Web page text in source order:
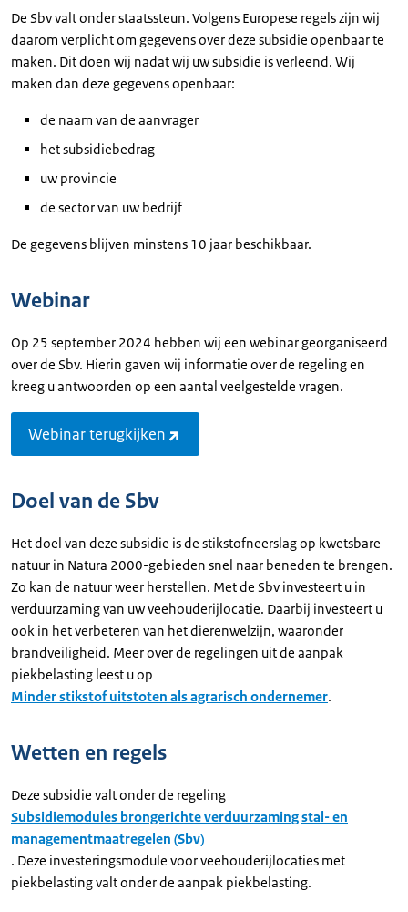
De Sbv valt onder staatssteun. Volgens Europese regels zijn wij
daarom verplicht om gegevens over deze subsidie openbaar te
maken. Dit doen wij nadat wij uw subsidie is verleend. Wij
maken dan deze gegevens openbaar:
de naam van de aanvrager
het subsidiebedrag
uw provincie
de sector van uw bedrijf
De gegevens blijven minstens 10 jaar beschikbaar.
Webinar
Op 25 september 2024 hebben wij een webinar georganiseerd
over de Sbv. Hierin gaven wij informatie over de regeling en
kreeg u antwoorden op een aantal veelgestelde vragen.
Webinar terugkijken
Doel van de Sbv
Het doel van deze subsidie is de stikstofneerslag op kwetsbare
natuur in Natura 2000-gebieden snel naar beneden te brengen.
Zo kan de natuur weer herstellen. Met de Sbv investeert u in
verduurzaming van uw veehouderijlocatie. Daarbij investeert u
ook in het verbeteren van het dierenwelzijn, waaronder
brandveiligheid. Meer over de regelingen uit de aanpak
piekbelasting leest u op
Minder stikstof uitstoten als agrarisch ondernemer.
Wetten en regels
Deze subsidie valt onder de regeling
Subsidiemodules brongerichte verduurzaming stal- en
managementmaatregelen (Sbv)
. Deze investeringsmodule voor veehouderijlocaties met
piekbelasting valt onder de aanpak piekbelasting.